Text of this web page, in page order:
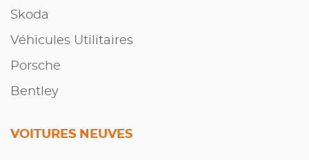
Skoda
Véhicules Utilitaires
Porsche
Bentley
VOITURES NEUVES